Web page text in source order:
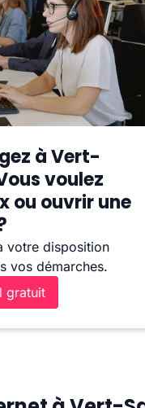
à Vert-
voulez
ou ouvrir une
votre disposition
vos démarches.
gratuit